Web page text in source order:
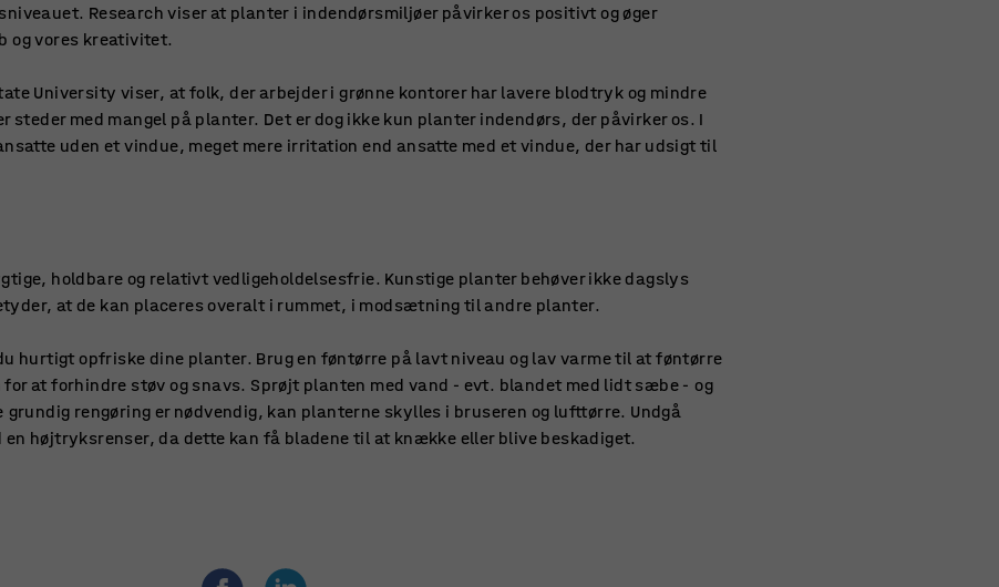
Research viser at planter i indendørsmiljøer påvirker os positivt og øger
og vores kreativitet.
University viser, at folk, der arbejder i grønne kontorer har lavere blodtryk og mindre
steder med mangel på planter. Det er dog ikke kun planter indendørs, der påvirker os. I
uden et vindue, meget mere irritation end ansatte med et vindue, der har udsigt til
holdbare og relativt vedligeholdelsesfrie. Kunstige planter behøver ikke dagslys
at de kan placeres overalt i rummet, i modsætning til andre planter.
hurtigt opfriske dine planter. Brug en føntørre på lavt niveau og lav varme til at føntørre
for at forhindre støv og snavs. Sprøjt planten med vand - evt. blandet med lidt sæbe - og
rengøring er nødvendig, kan planterne skylles i bruseren og lufttørre. Undgå
en højtryksrenser, da dette kan få bladene til at knække eller blive beskadiget.